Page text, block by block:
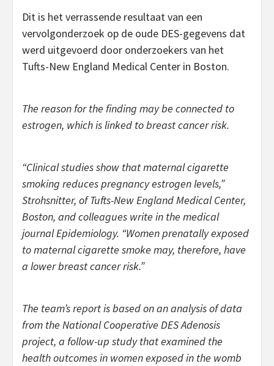
Dit is het verrassende resultaat van een
vervolgonderzoek op de oude DES-gegevens dat
werd uitgevoerd door onderzoekers van het
Tufts-New England Medical Center in Boston.
The reason for the finding may be connected to
estrogen, which is linked to breast cancer risk.
“Clinical studies show that maternal cigarette
smoking reduces pregnancy estrogen levels,”
Strohsnitter, of Tufts-New England Medical Center,
Boston, and colleagues write in the medical
journal Epidemiology. “Women prenatally exposed
to maternal cigarette smoke may, therefore, have
a lower breast cancer risk.”
The team’s report is based on an analysis of data
from the National Cooperative DES Adenosis
project, a follow-up study that examined the
health outcomes in women exposed in the womb